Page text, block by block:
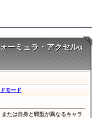
ーミュラ・アクセルα
モード
たは自身と戦型が異なるキャラ